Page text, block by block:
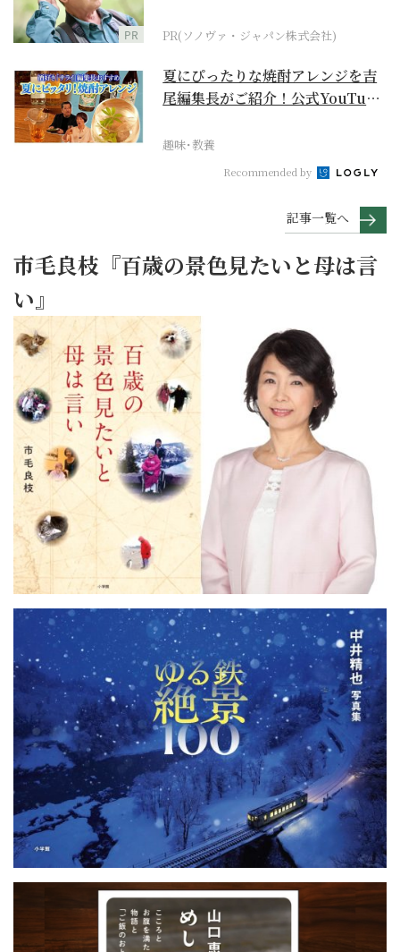
PR PR(ソノヴァ・ジャパン株式会社)
夏にぴったりな焼酎アレンジを吉
尾編集長がご紹介！公式YouTube
趣味･教養
Recommended by
記事一覧へ
市毛良枝『百歳の景色見たいと母は言
い』